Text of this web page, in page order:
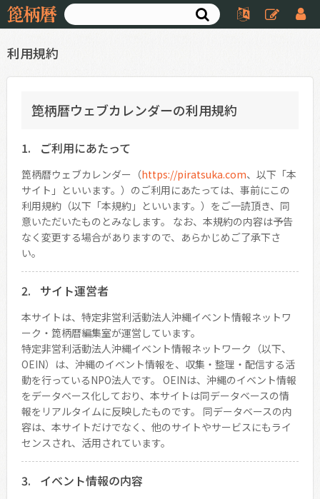
利用規約
箆柄暦ウェブカレンダーの利用規約
ご利用にあたって
箆柄暦ウェブカレンダー（https://piratsuka.com、以下「本
サイト」といいます。）のご利用にあたっては、事前にこの
利用規約（以下「本規約」といいます。）をご一読頂き、同
意いただいたものとみなします。 なお、本規約の内容は予告
なく変更する場合がありますので、あらかじめご了承下さ
い。
サイト運営者
本サイトは、特定非営利活動法人沖縄イベント情報ネットワ
ーク・箆柄暦編集室が運営しています。
特定非営利活動法人沖縄イベント情報ネットワーク（以下、
OEIN）は、沖縄のイベント情報を、収集・整理・配信する活
動を行っているNPO法人です。 OEINは、沖縄のイベント情報
をデータベース化しており、本サイトは同データベースの情
報をリアルタイムに反映したものです。 同データベースの内
容は、本サイトだけでなく、他のサイトやサービスにもライ
センスされ、活用されています。
イベント情報の内容